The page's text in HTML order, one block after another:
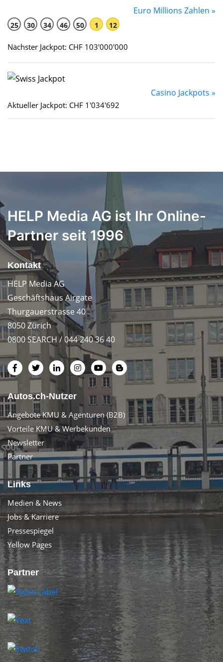
Euro Millions Zahlen »
25 30 34 46 50 1 12
Nächster Jackpot: CHF 103'000'000
Casino Jackpots »
Aktueller Jackpot: CHF 1'034'692
HELP Media AG ist Ihr Online-
Partner seit 1996
Kontakt
HELP Media AG
Geschäftshaus Airgate
Thurgauerstrasse 40
8050 Zürich
0800 SEARCH / 044 240 36 40
Autos.ch-Nutzer
Angebote KMU & Agenturen (B2B)
Vorteile KMU & Werbekunden
Newsletter
Partner
Links
Medien & News
Jobs & Karriere
Pressespiegel
Yellow Pages
Partner